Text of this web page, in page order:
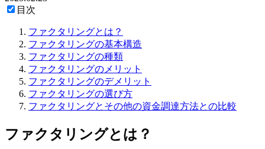
目次
ファクタリングとは？
ファクタリングの基本構造
ファクタリングの種類
ファクタリングのメリット
ファクタリングのデメリット
ファクタリングの選び方
ファクタリングとその他の資金調達方法との比較
ファクタリングとは？